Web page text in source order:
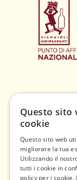
Questo sito
cookie
Questo sito web
migliorare la tua
Utilizzando il
tutti i cookie in
policy per i cookie.